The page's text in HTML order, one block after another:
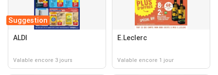
Suggestion
ALDI
Valable encore 3 jours
E.Leclerc
Valable encore 1 jour